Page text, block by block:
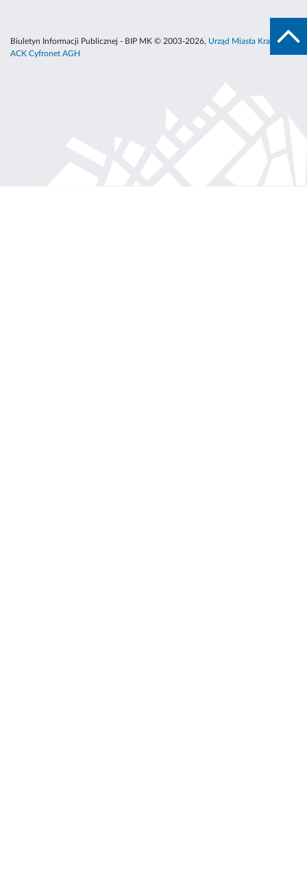
Biuletyn Informacji Publicznej - BIP MK © 2003-2026, Urząd Miasta Krakowa
ACK Cyfronet AGH